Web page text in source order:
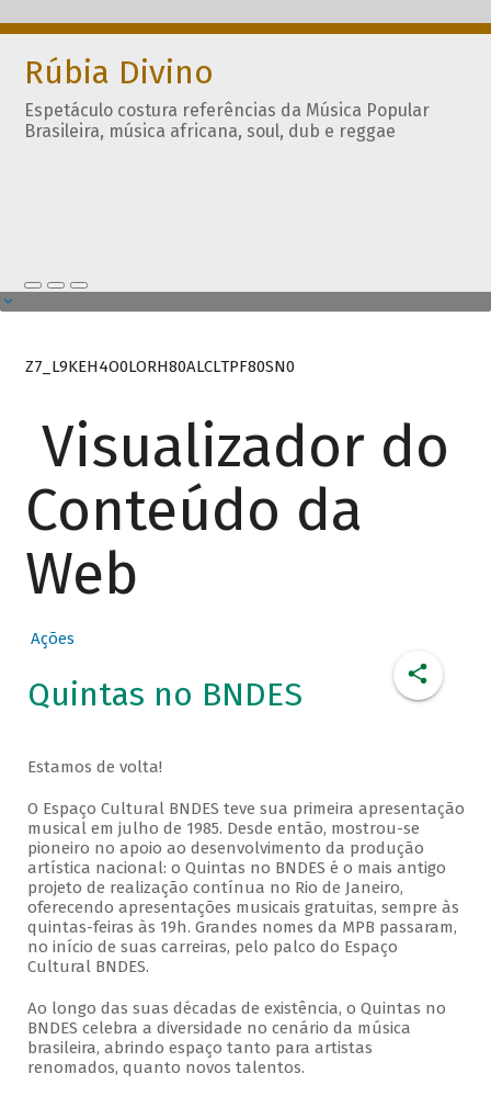
Rúbia Divino
Espetáculo costura referências da Música Popular
Brasileira, música africana, soul, dub e reggae
Z7_L9KEH4O0LORH80ALCLTPF80SN0
Visualizador do
Conteúdo da
Web
Ações
Quintas no BNDES
Estamos de volta!
O Espaço Cultural BNDES teve sua primeira apresentação
musical em julho de 1985. Desde então, mostrou-se
pioneiro no apoio ao desenvolvimento da produção
artística nacional: o Quintas no BNDES é o mais antigo
projeto de realização contínua no Rio de Janeiro,
oferecendo apresentações musicais gratuitas, sempre às
quintas-feiras às 19h. Grandes nomes da MPB passaram,
no início de suas carreiras, pelo palco do Espaço
Cultural BNDES.
Ao longo das suas décadas de existência, o Quintas no
BNDES celebra a diversidade no cenário da música
brasileira, abrindo espaço tanto para artistas
renomados, quanto novos talentos.